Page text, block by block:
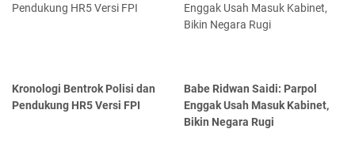
Kronologi Bentrok Polisi dan
Pendukung HR5 Versi FPI
Babe Ridwan Saidi: Parpol
Enggak Usah Masuk Kabinet,
Bikin Negara Rugi